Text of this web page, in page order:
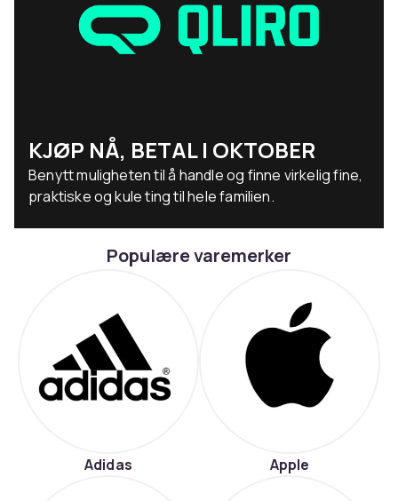
KJØP NÅ, BETAL I OKTOBER
Benytt muligheten til å handle og finne virkelig fine,
praktiske og kule ting til hele familien.
Populære varemerker
Adidas Apple